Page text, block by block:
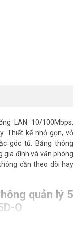
LAN 10/100Mbps,
Thiết kế nhỏ gọn, vỏ
góc tủ. Băng thông
gia đình và văn phòng
cần theo dõi hay
quản lý 5
O